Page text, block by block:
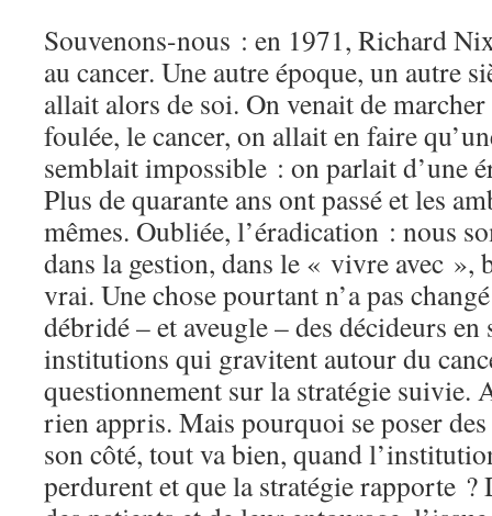
Souvenons-nous : en 1971, Richard
au cancer. Une autre époque, un autre
allait alors de soi. On venait de
foulée, le cancer, on allait en faire
semblait impossible : on parlait d’une
Plus de quarante ans ont passé et les
mêmes. Oubliée, l’éradication : nous
dans la gestion, dans le « vivre avec
vrai. Une chose pourtant n’a pas
débridé – et aveugle – des décideurs
institutions qui gravitent autour du
questionnement sur la stratégie suivie.
rien appris. Mais pourquoi se poser
son côté, tout va bien, quand
perdurent et que la stratégie rapporte ?